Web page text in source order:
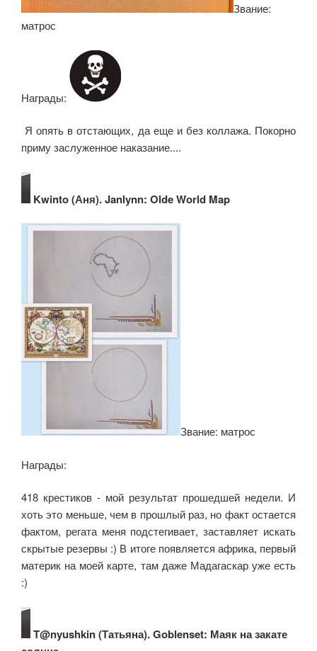
Звание:
матрос
Награды:
Я опять в отстающих, да еще и без коллажа. Покорно
приму заслуженное наказание....
Kwinto (Аня). Janlynn: Olde World Map
Звание: матрос
Награды:
418 крестиков - мой результат прошедшей недели. И
хоть это меньше, чем в прошлый раз, но факт остается
фактом, регата меня подстегивает, заставляет искать
скрытые резервы :) В итоге появляется африка, первый
материк на моей карте, там даже Мадагаскар уже есть
:)
T@nyushkin (Татьяна). Goblenset: Маяк на закате